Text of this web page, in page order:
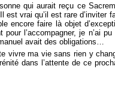
qui aurait reçu ce
vrai qu’il est rare d’inviter
encore faire là objet
l’accompagner, je n’ai
avait des obligations…
vivre ma vie sans rien y
dans l’attente de ce